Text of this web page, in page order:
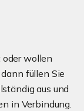
oder wollen
füllen Sie
aus und
in Verbindung.